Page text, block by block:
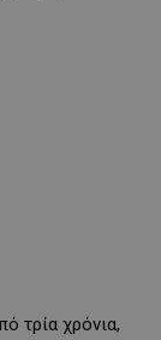
τρία χρόνια,